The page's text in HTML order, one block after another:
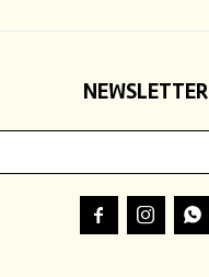
NEWSLETTER
  